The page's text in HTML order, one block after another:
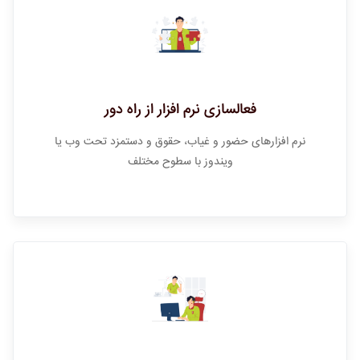
فعالسازی نرم افزار از راه دور
نرم افزارهای حضور و غیاب، حقوق و دستمزد تحت وب یا
ویندوز با سطوح مختلف